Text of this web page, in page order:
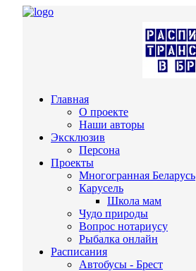
Главная
О проекте
Наши авторы
Эксклюзив
Персона
Проекты
Многогранная Беларусь
Карусель
Школа мам
Чудо природы
Вопрос нотариусу
Рыбалка онлайн
Расписания
Автобусы - Брест